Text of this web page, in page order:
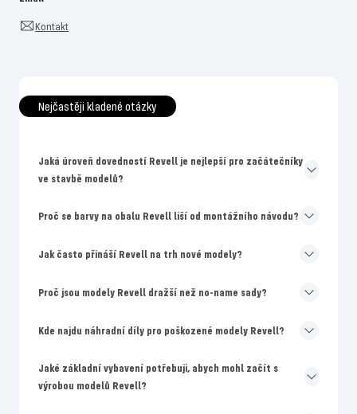
Kontakt
Nejčastěji kladené otázky
Jaká úroveň dovedností Revell je nejlepší pro začátečníky
ve stavbě modelů?
Proč se barvy na obalu Revell liší od montážního návodu?
Jak často přináší Revell na trh nové modely?
Proč jsou modely Revell dražší než no-name sady?
Kde najdu náhradní díly pro poškozené modely Revell?
Jaké základní vybavení potřebuji, abych mohl začít s
výrobou modelů Revell?